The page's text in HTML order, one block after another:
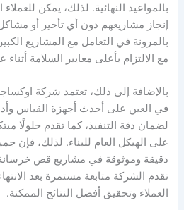
بالمواعيد النهائية. لذلك، يمكن
إنجاز مشاريعهم دون أي تأخير أو
بالمرونة في التعامل مع المشاريع
مع الالتزام بأعلى معايير السلامة
بالإضافة إلى ذلك، تعتمد شركة
في العين على أحدث أجهزة القياس
لضمان دقة التنفيذ، كما تقدم حلولًا
على الهيكل العام للبناء. لذلك، فإن
دقيقة وموثوقة في مشاريع قص
تقدم الشركة متابعة مستمرة بعد
العملاء وتحقيق أفضل النتائج الممكنة.